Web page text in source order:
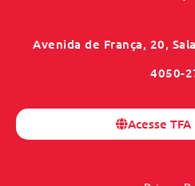
Avenida de França, 20,
4050-
Acesse